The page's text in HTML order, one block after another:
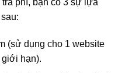
(sử dụng cho 1 website
hạn).